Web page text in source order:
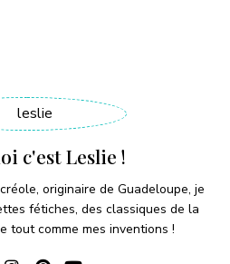
c'est Leslie !
originaire de Guadeloupe, je
fétiches, des classiques de la
tout comme mes inventions !